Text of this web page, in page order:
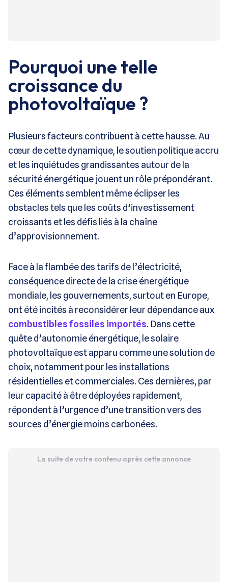
Pourquoi une telle
croissance du
photovoltaïque ?
Plusieurs facteurs contribuent à cette hausse. Au
cœur de cette dynamique, le soutien politique accru
et les inquiétudes grandissantes autour de la
sécurité énergétique jouent un rôle prépondérant.
Ces éléments semblent même éclipser les
obstacles tels que les coûts d’investissement
croissants et les défis liés à la chaîne
d’approvisionnement.
Face à la flambée des tarifs de l’électricité,
conséquence directe de la crise énergétique
mondiale, les gouvernements, surtout en Europe,
ont été incités à reconsidérer leur dépendance aux
combustibles fossiles importés. Dans cette
quête d’autonomie énergétique, le solaire
photovoltaïque est apparu comme une solution de
choix, notamment pour les installations
résidentielles et commerciales. Ces dernières, par
leur capacité à être déployées rapidement,
répondent à l’urgence d’une transition vers des
sources d’énergie moins carbonées.
La suite de votre contenu après cette annonce